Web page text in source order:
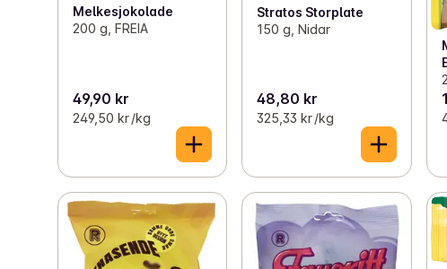
Melkesjokolade
200 g, FREIA
49,90 kr
249,50 kr /kg
Stratos Storplate
150 g, Nidar
48,80 kr
325,33 kr /kg